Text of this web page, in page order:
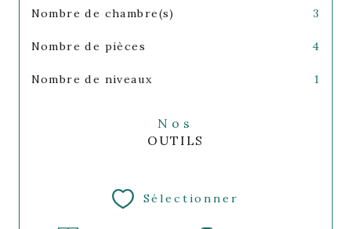
Nombre de chambre(s) 3
Nombre de pièces 4
Nombre de niveaux 1
Nos
OUTILS
Sélectionner